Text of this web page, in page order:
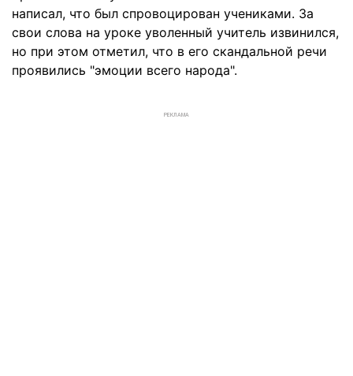
написал, что был спровоцирован учениками. За
свои слова на уроке уволенный учитель извинился,
но при этом отметил, что в его скандальной речи
проявились "эмоции всего народа".
РЕКЛАМА